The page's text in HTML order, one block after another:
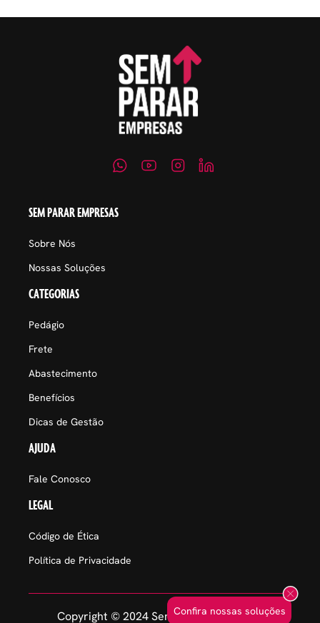
Confira nossas soluções
SEM PARAR EMPRESAS
Sobre Nós
Nossas Soluções
CATEGORIAS
Pedágio
Frete
Abastecimento
Benefícios
Dicas de Gestão
AJUDA
Fale Conosco
LEGAL
Código de Ética
Política de Privacidade
Copyright © 2024 Sem Parar Empresas.